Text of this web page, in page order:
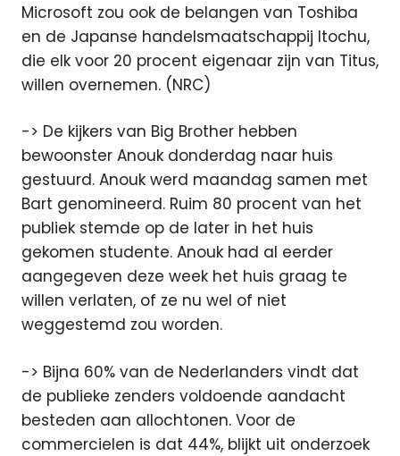
Microsoft zou ook de belangen van Toshiba
en de Japanse handelsmaatschappij Itochu,
die elk voor 20 procent eigenaar zijn van Titus,
willen overnemen. (NRC)
-> De kijkers van Big Brother hebben
bewoonster Anouk donderdag naar huis
gestuurd. Anouk werd maandag samen met
Bart genomineerd. Ruim 80 procent van het
publiek stemde op de later in het huis
gekomen studente. Anouk had al eerder
aangegeven deze week het huis graag te
willen verlaten, of ze nu wel of niet
weggestemd zou worden.
-> Bijna 60% van de Nederlanders vindt dat
de publieke zenders voldoende aandacht
besteden aan allochtonen. Voor de
commercielen is dat 44%, blijkt uit onderzoek